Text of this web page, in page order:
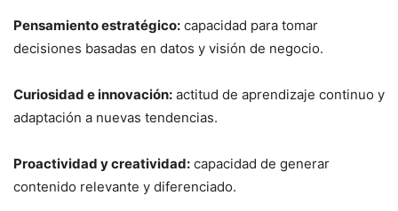
Pensamiento estratégico: capacidad para tomar
decisiones basadas en datos y visión de negocio.
Curiosidad e innovación: actitud de aprendizaje continuo y
adaptación a nuevas tendencias.
Proactividad y creatividad: capacidad de generar
contenido relevante y diferenciado.